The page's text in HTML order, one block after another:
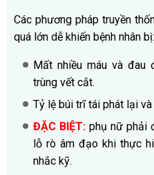
Các phương pháp truyền
quá lớn dễ khiến bệnh nhân bị:
Mất nhiều máu và đau
trùng vết cắt.
Tỷ lệ búi trĩ tái phát lại và
ĐẶC BIỆT:phụ nữ phải
lỗ rò âm đạo khi thực
nhắc kỹ.